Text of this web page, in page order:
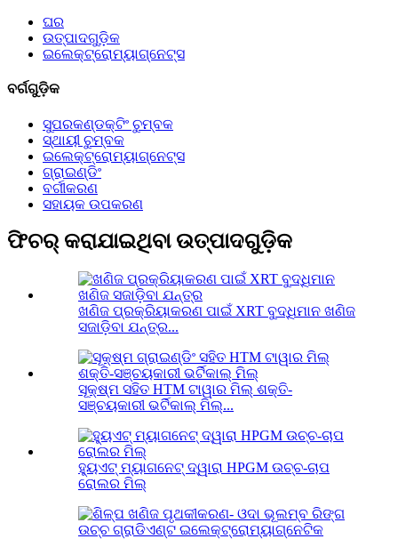
ଘର
ଉତ୍ପାଦଗୁଡ଼ିକ
ଇଲେକ୍ଟ୍ରୋମ୍ୟାଗ୍ନେଟ୍ସ
ବର୍ଗଗୁଡ଼ିକ
ସୁପରକଣ୍ଡକ୍ଟିଂ ଚୁମ୍ବକ
ସ୍ଥାୟୀ ଚୁମ୍ବକ
ଇଲେକ୍ଟ୍ରୋମ୍ୟାଗ୍ନେଟ୍ସ
ଗ୍ରାଇଣ୍ଡିଂ
ବର୍ଗୀକରଣ
ସହାୟକ ଉପକରଣ
ଫିଚର୍ କରାଯାଇଥିବା ଉତ୍ପାଦଗୁଡ଼ିକ
ଖଣିଜ ପ୍ରକ୍ରିୟାକରଣ ପାଇଁ XRT ବୁଦ୍ଧିମାନ ଖଣିଜ
ସଜାଡ଼ିବା ଯନ୍ତ୍ର...
ସୂକ୍ଷ୍ମ ସହିତ HTM ଟାୱାର ମିଲ୍ ଶକ୍ତି-
ସଞ୍ଚୟକାରୀ ଭର୍ଟିକାଲ୍ ମିଲ୍...
ହ୍ୟୁଏଟ୍ ମ୍ୟାଗନେଟ୍ ଦ୍ୱାରା HPGM ଉଚ୍ଚ-ଚାପ
ରୋଲର ମିଲ୍